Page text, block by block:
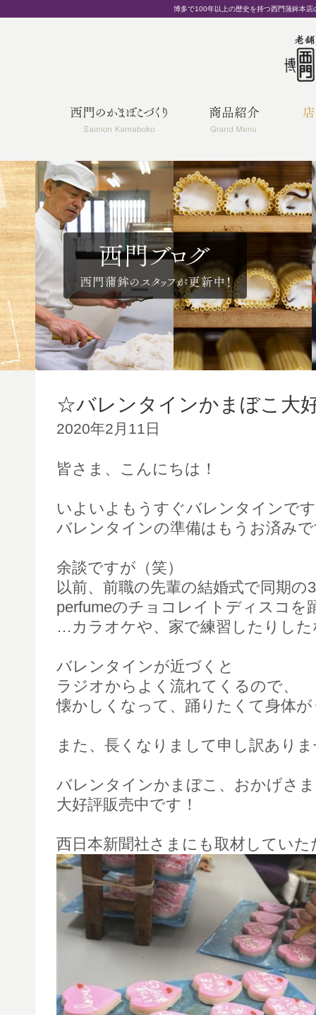
博多で100年以上の歴史を持つ西門蒲鉾本
☆バレンタインかまぼこ大
2020年2月11日
皆さま、こんにちは！
いよいよもうすぐバレンタインで
バレンタインの準備はもうお済み
余談ですが（笑）
以前、前職の先輩の結婚式で同期の
perfumeのチョコレイトディスコを
…カラオケや、家で練習したりした
バレンタインが近づくと
ラジオからよく流れてくるので、
懐かしくなって、踊りたくて身体
また、長くなりまして申し訳あり
バレンタインかまぼこ、おかげさ
大好評販売中です！
西日本新聞社さまにも取材してい